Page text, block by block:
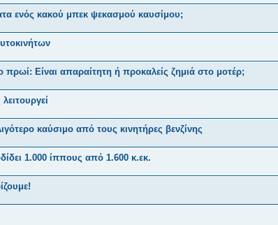
ενός κακού μπεκ ψεκασμού καυσίμου;
Είναι απαραίτητη ή προκαλείς ζημιά στο μοτέρ;
καύσιμο από τους κινητήρες βενζίνης
1.000 ίππους από 1.600 κ.εκ.